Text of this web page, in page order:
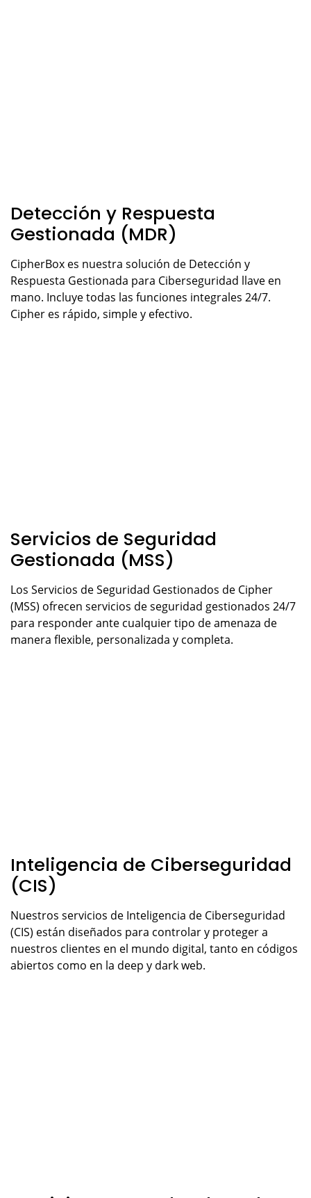
Detección y Respuesta
Gestionada (MDR)
CipherBox es nuestra solución de Detección y
Respuesta Gestionada para Ciberseguridad llave en
mano. Incluye todas las funciones integrales 24/7.
Cipher es rápido, simple y efectivo.
Servicios de Seguridad
Gestionada (MSS)
Los Servicios de Seguridad Gestionados de Cipher
(MSS) ofrecen servicios de seguridad gestionados 24/7
para responder ante cualquier tipo de amenaza de
manera flexible, personalizada y completa.
Inteligencia de Ciberseguridad
(CIS)
Nuestros servicios de Inteligencia de Ciberseguridad
(CIS) están diseñados para controlar y proteger a
nuestros clientes en el mundo digital, tanto en códigos
abiertos como en la deep y dark web.